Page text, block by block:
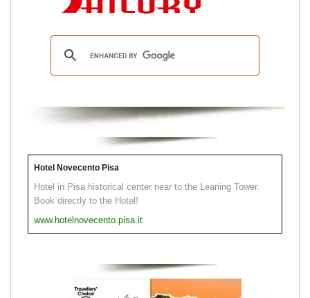
Hotel Novecento Pisa
Hotel in Pisa historical center near to the Leaning Tower.
Book directly to the Hotel!
www.hotelnovecento.pisa.it